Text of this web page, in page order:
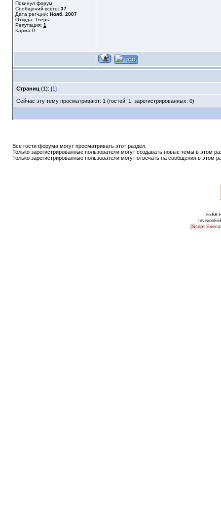
Покинул форум
Сообщений всего: 37
Дата рег-ции: Нояб. 2007
Откуда: Тверь
Репутация: 1
Карма 0
Страниц (1): [1]
Сейчас эту тему просматривают: 1 (гостей: 1, зарегистрированных: 0)
Все гости форума могут просматривать этот раздел.
Только зарегистрированные пользователи могут создавать новые темы в этом
Только зарегистрированные пользователи могут отвечать на сообщения в этом
ExBB
[Script